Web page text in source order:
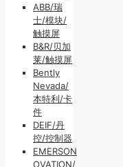
ABB/瑞
士/模块/
触摸屏
B&R/贝加
莱/触摸屏
Bently
Nevada/
本特利/卡
件
DEIF/丹
控/控制器
EMERSON
OVATION/